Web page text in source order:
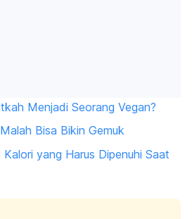
Menjadi Seorang Vegan?
Bisa Bikin Gemuk
Kalori yang Harus Dipenuhi Saat